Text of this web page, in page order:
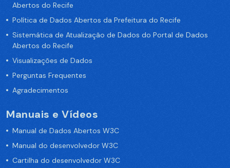
Abertos do Recife
Política de Dados Abertos da Prefeitura do Recife
Sistemática de Atualização de Dados do Portal de Dados
Abertos do Recife
Visualizações de Dados
Perguntas Frequentes
Agradecimentos
Manuais e Vídeos
Manual de Dados Abertos W3C
Manual do desenvolvedor W3C
Cartilha do desenvolvedor W3C